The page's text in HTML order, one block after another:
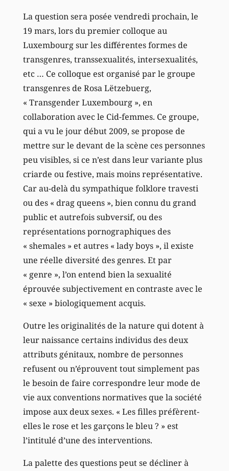
La question sera posée vendredi prochain, le
19 mars, lors du premier colloque au
Luxembourg sur les différentes formes de
transgenres, transsexualités, intersexualités,
etc … Ce colloque est organisé par le groupe
transgenres de Rosa Lëtzebuerg,
« Transgender Luxembourg », en
collaboration avec le Cid-femmes. Ce groupe,
qui a vu le jour début 2009, se propose de
mettre sur le devant de la scène ces personnes
peu visibles, si ce n’est dans leur variante plus
criarde ou festive, mais moins représentative.
Car au-delà du sympathique folklore travesti
ou des « drag queens », bien connu du grand
public et autrefois subversif, ou des
représentations pornographiques des
« shemales » et autres « lady boys », il existe
une réelle diversité des genres. Et par
« genre », l’on entend bien la sexualité
éprouvée subjectivement en contraste avec le
« sexe » biologiquement acquis.
Outre les originalités de la nature qui dotent à
leur naissance certains individus des deux
attributs génitaux, nombre de personnes
refusent ou n’éprouvent tout simplement pas
le besoin de faire correspondre leur mode de
vie aux conventions normatives que la société
impose aux deux sexes. « Les filles préfèrent-
elles le rose et les garçons le bleu ? » est
l’intitulé d’une des interventions.
La palette des questions peut se décliner à